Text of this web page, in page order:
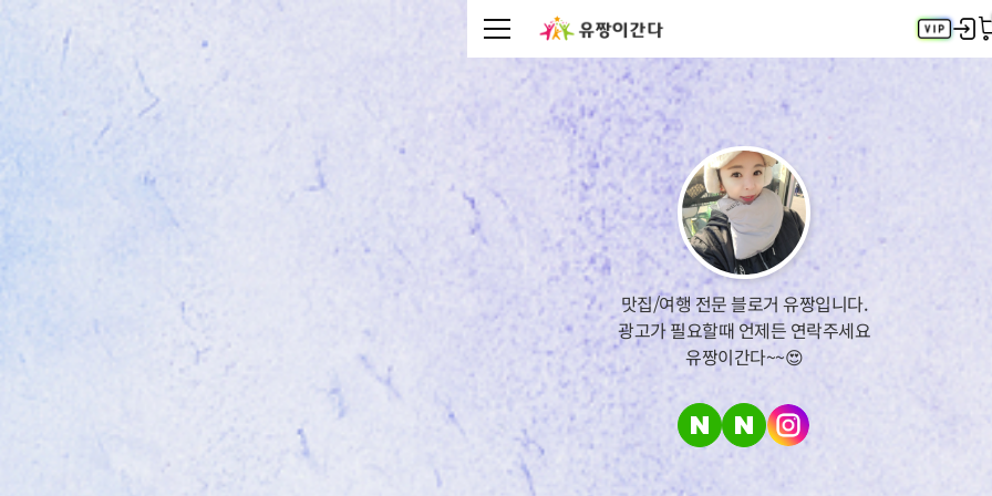
최근 검색어
최근 검색어가 없습니다.
인기 검색어
맛집/여행 전문 블로거 유짱입니다.
광고가 필요할때 언제든 연락주세요
유짱이간다~~😍